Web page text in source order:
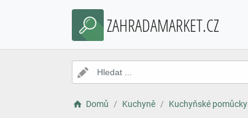
ZAHRADAMARKET.CZ
Domů Kuchyně Kuchyňské pomůcky